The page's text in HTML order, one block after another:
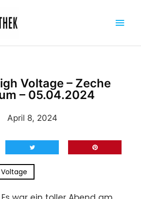
Voltage – Zeche
– 05.04.2024
April 8, 2024